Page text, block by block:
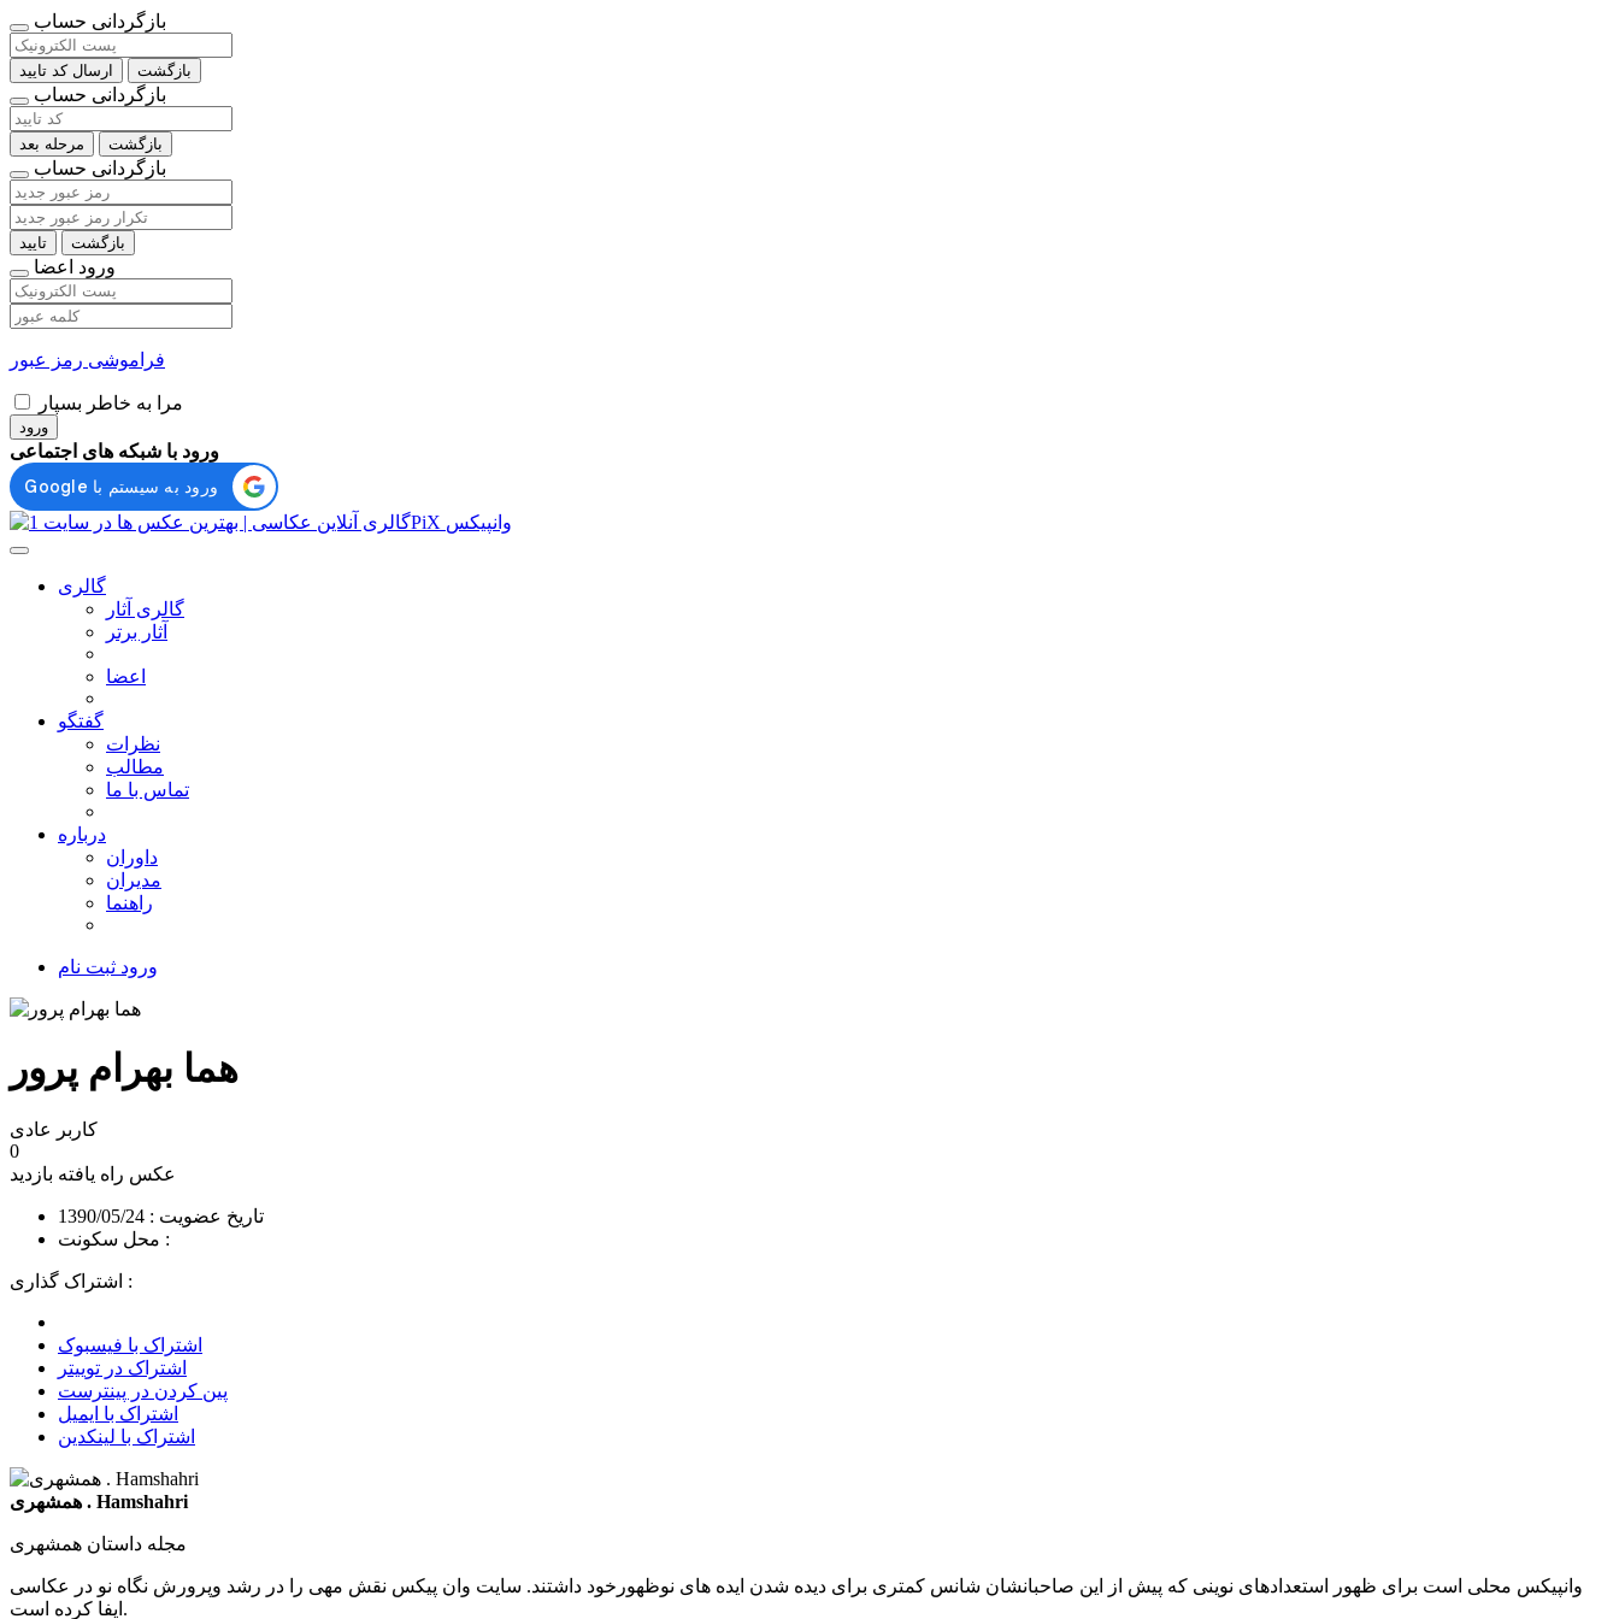
بازگردانی حساب
ارسال کد تایید بازگشت
بازگردانی حساب
مرحله بعد بازگشت
بازگردانی حساب
تایید بازگشت
ورود اعضا
فراموشی رمز عبور
مرا به خاطر بسپار
ورود
ورود با شبکه های اجتماعی
گالری
گالری آثار
آثار برتر
اعضا
گفتگو
نظرات
مطالب
تماس با ما
درباره
داوران
مدیران
راهنما
ورود ثبت نام
هما بهرام پرور
کاربر عادی
0
عکس راه یافته بازدید
تاریخ عضویت : 1390/05/24
محل سکونت :
اشتراک گذاری :
اشتراک با فیسبوک
اشتراک در توییتر
پین کردن در پینترست
اشتراک با ایمیل
اشتراک با لینکدین
همشهری . Hamshahri
مجله داستان همشهری
وانپیکس محلی است برای ظهور استعدادهای نوینی که پیش از این صاحبانشان شانس کمتری برای دیده شدن ایده های نوظهورخود داشتند. سایت وان پیکس نقش مهی را در رشد وپرورش نگاه نو در عکاسی
ایفا کرده است.